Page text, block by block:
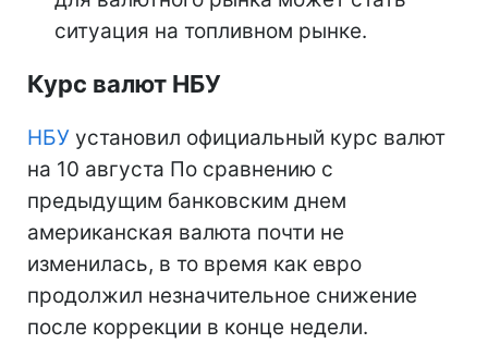
ситуация на топливном рынке.
Курс валют НБУ
НБУ установил официальный курс валют
на 10 августа По сравнению с
предыдущим банковским днем
американская валюта почти не
изменилась, в то время как евро
продолжил незначительное снижение
после коррекции в конце недели.